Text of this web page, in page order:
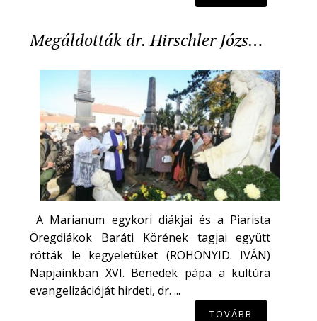
Megáldották dr. Hirschler Józs…
A Marianum egykori diákjai és a Piarista
Öregdiákok Baráti Körének tagjai együtt
rótták le kegyeletüket (ROHONYID. IVÁN)
Napjainkban XVI. Benedek pápa a kultúra
evangelizációját hirdeti, dr. ...
TOVÁBB